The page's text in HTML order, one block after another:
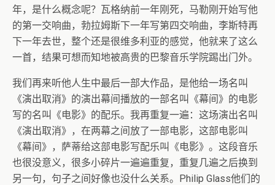
年，是什么概念呢？瓦格纳前一年刚死，马勒刚开始写他
的第一交响曲，勃拉姆斯下一年写第四交响曲，李斯特再
下一年去世，整个还是很维多利亚的感觉，他就来了这么
一首，结果可想而知地被高贵的巴黎音乐学院踢出门外。
我们再来听他人生中最后一部大作品，是他给一场名叫
《演出取消》的演出幕间播放的一部名叫《幕间》的电影
写的名叫《电影》的配乐。我再重复一遍：这场演出名叫
《演出取消》，在两幕之间放了一部电影，这部电影叫
《幕间》，萨蒂给这部电影写配乐叫《电影》。这段音乐
也很没意义，很多小碎片一遍遍重复，重复几遍之后换到
另一句，句子之间好像也没什么关系。Philip Glass他们的